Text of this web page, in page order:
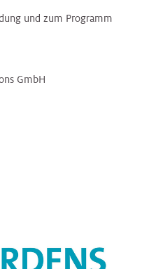
und zum Programm
GmbH